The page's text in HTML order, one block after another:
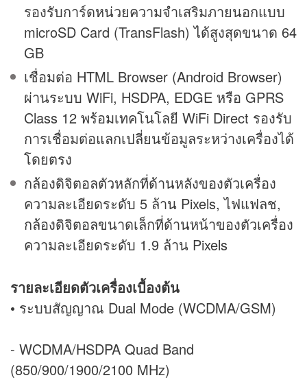
รองรับการ์ดหน่วยความจำเสริมภายนอกแบบ
microSD Card (TransFlash) ได้สูงสุดขนาด 64
GB
เชื่อมต่อ HTML Browser (Android Browser)
ผ่านระบบ WiFi, HSDPA, EDGE หรือ GPRS
Class 12 พร้อมเทคโนโลยี WiFi Direct รองรับ
การเชื่อมต่อแลกเปลี่ยนข้อมูลระหว่างเครื่องได้
โดยตรง
กล้องดิจิตอลตัวหลักที่ด้านหลังของตัวเครื่อง
ความละเอียดระดับ 5 ล้าน Pixels, ไฟแฟลช,
กล้องดิจิตอลขนาดเล็กที่ด้านหน้าของตัวเครื่อง
ความละเอียดระดับ 1.9 ล้าน Pixels
รายละเอียดตัวเครื่องเบื้องต้น
• ระบบสัญญาณ Dual Mode (WCDMA/GSM)
- WCDMA/HSDPA Quad Band
(850/900/1900/2100 MHz)